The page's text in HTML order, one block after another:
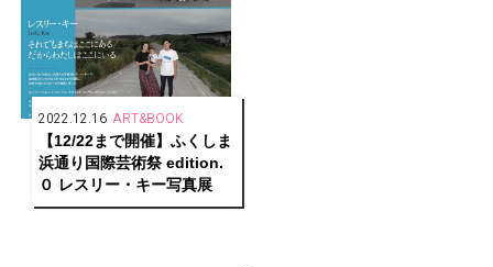
2022.12.16 ART&BOOK
【12/22まで開催】ふくしま
浜通り国際芸術祭 edition.
０ レスリー・キー写真展